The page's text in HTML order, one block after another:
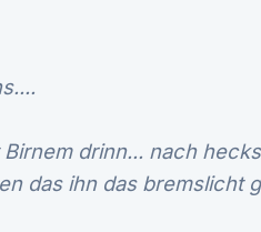
drinn... nach
das ihn das bremslicht